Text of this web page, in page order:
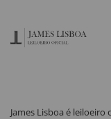
James Lisboa é